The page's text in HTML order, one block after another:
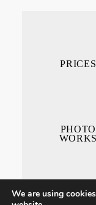
PRICES
PHOTO
WORKS
We are using